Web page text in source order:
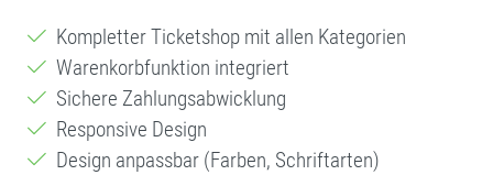
Kompletter Ticketshop mit allen Kategorien
Warenkorbfunktion integriert
Sichere Zahlungsabwicklung
Responsive Design
Design anpassbar (Farben, Schriftarten)